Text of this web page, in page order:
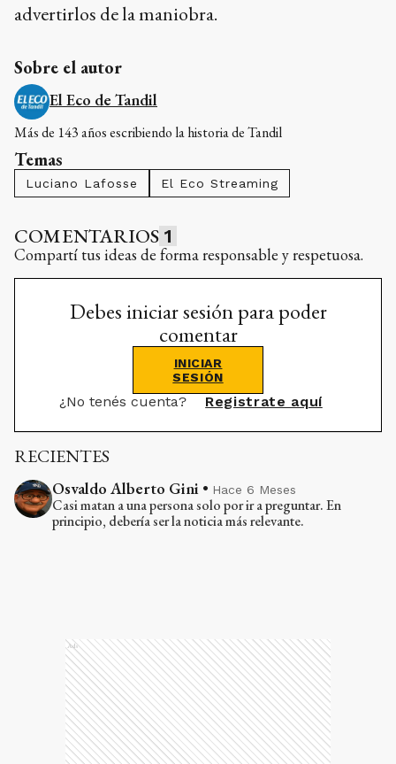
advertirlos de la maniobra.
Sobre el autor
El Eco de Tandil
Más de 143 años escribiendo la historia de Tandil
Temas
Luciano Lafosse El Eco Streaming
COMENTARIOS 1
Compartí tus ideas de forma responsable y respetuosa.
Debes iniciar sesión para poder
comentar
INICIAR
SESIÓN
¿No tenés cuenta? Registrate aquí
RECIENTES
Osvaldo Alberto Gini • Hace 6 Meses
Casi matan a una persona solo por ir a preguntar. En
principio, debería ser la noticia más relevante.
Ads